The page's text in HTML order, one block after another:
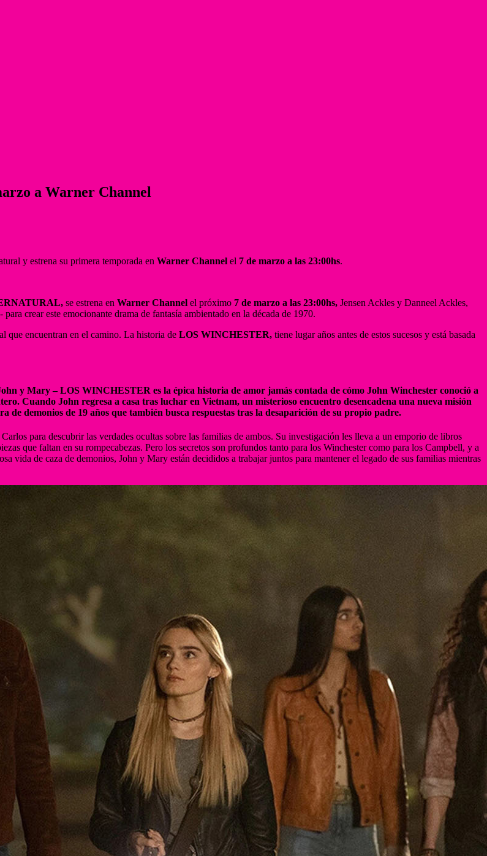
a Warner Channel
y estrena su primera temporada en Warner Channel el 7 de marzo a las 23:00hs.
se estrena en Warner Channel el próximo 7 de marzo a las 23:00hs, Jensen Ackles y Danneel Ackles,
crear este emocionante drama de fantasía ambientado en la década de 1970.
que encuentran en el camino. La historia de LOS WINCHESTER, tiene lugar años antes de estos sucesos y está basada
y Mary – LOS WINCHESTER es la épica historia de amor jamás contada de cómo John Winchester conoció a
Cuando John regresa a casa tras luchar en Vietnam, un misterioso encuentro desencadena una nueva misión
demonios de 19 años que también busca respuestas tras la desaparición de su propio padre.
para descubrir las verdades ocultas sobre las familias de ambos. Su investigación les lleva a un emporio de libros
que faltan en su rompecabezas. Pero los secretos son profundos tanto para los Winchester como para los Campbell, y a
vida de caza de demonios, John y Mary están decididos a trabajar juntos para mantener el legado de sus familias mientras